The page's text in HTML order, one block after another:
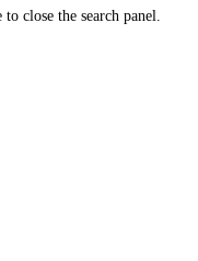
to close the search panel.